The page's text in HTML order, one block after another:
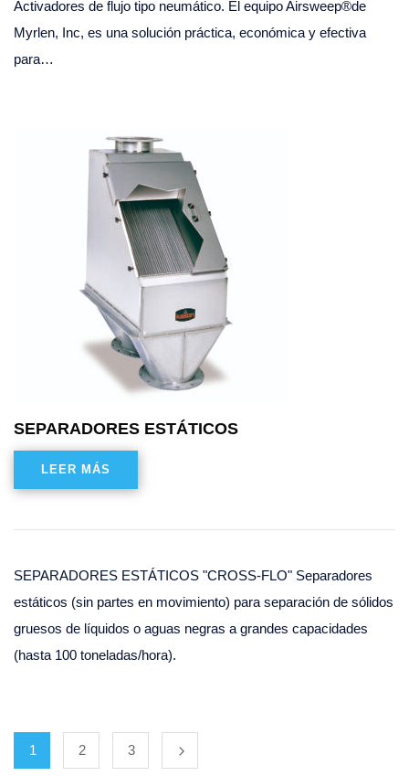
Activadores de flujo tipo neumático. El equipo Airsweep®de
Myrlen, Inc, es una solución práctica, económica y efectiva
para…
SEPARADORES ESTÁTICOS
LEER MÁS
SEPARADORES ESTÁTICOS "CROSS-FLO" Separadores
estáticos (sin partes en movimiento) para separación de sólidos
gruesos de líquidos o aguas negras a grandes capacidades
(hasta 100 toneladas/hora).
1 2 3